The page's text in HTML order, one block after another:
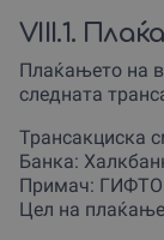
VIII.1.
Плаќањето на
следната
Трансакциска
Банка:
Примач: ГИФТО
Цел на